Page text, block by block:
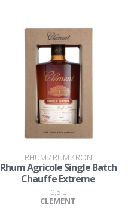
RHUM / RUM / RON
Rhum Agricole Single Batch
Chauffe Extreme
0,5 L
CLEMENT